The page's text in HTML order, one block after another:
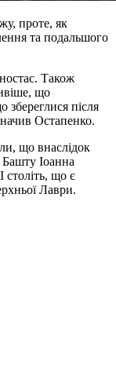
проте, як
та подальшого
Також
що
збереглися після
Остапенко.
що внаслідок
Іоанна
що є
Лаври.